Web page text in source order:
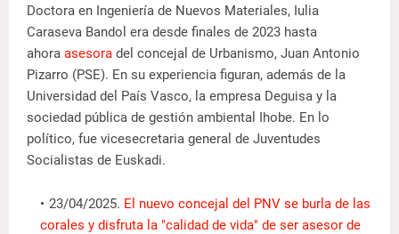
Doctora en Ingeniería de Nuevos Materiales, Iulia
Caraseva Bandol era desde finales de 2023 hasta
ahora asesora del concejal de Urbanismo, Juan Antonio
Pizarro (PSE). En su experiencia figuran, además de la
Universidad del País Vasco, la empresa Deguisa y la
sociedad pública de gestión ambiental Ihobe. En lo
político, fue vicesecretaria general de Juventudes
Socialistas de Euskadi.
23/04/2025. El nuevo concejal del PNV se burla de las
corales y disfruta la "calidad de vida" de ser asesor de